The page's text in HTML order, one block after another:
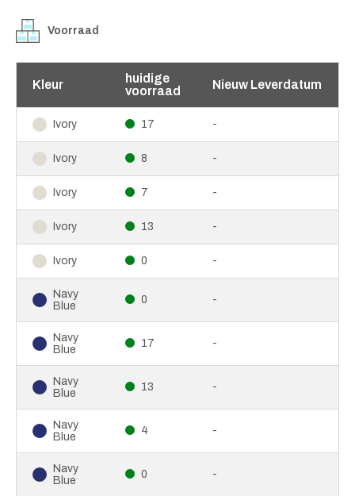
Voorraad
Kleur
huidige
voorraad
Nieuw Leverdatum
Ivory 17 -
Ivory 8 -
Ivory 7 -
Ivory 13 -
Ivory 0 -
Navy
Blue
0 -
Navy
Blue
17 -
Navy
Blue
13 -
Navy
Blue
4 -
Navy
Blue
0 -